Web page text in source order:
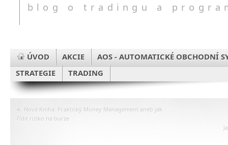
blog o tradingu a
ÚVOD AKCIE
AOS - AUTOMATICKÉ OBCHODNÍ
STRATEGIE
TRADING
« Nová Kniha: Praktický Money Management aneb jak
řídit riziko na burze